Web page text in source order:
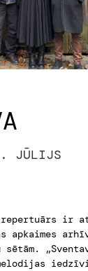
JŪLIJS
repertuārs ir
apkaimes